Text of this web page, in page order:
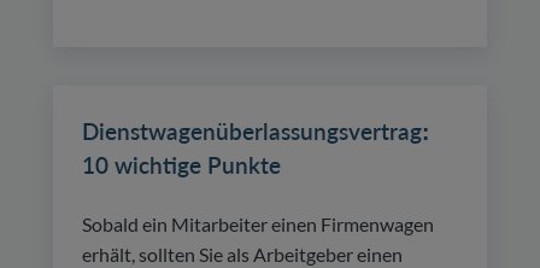
Dienstwagenüberlassungsvertrag:
10 wichtige Punkte
Sobald ein Mitarbeiter einen Firmenwagen
erhält, sollten Sie als Arbeitgeber einen